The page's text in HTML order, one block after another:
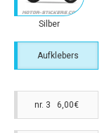
Silber
Aufklebers
nr. 3 6,00€